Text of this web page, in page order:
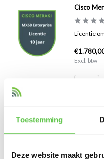
Toestemming
Deze website maakt
Cisco
Licentie
Excl. btw
Cisco
Licentie